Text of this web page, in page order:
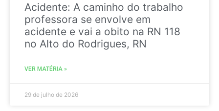
Acidente: A caminho do trabalho
professora se envolve em
acidente e vai a obito na RN 118
no Alto do Rodrigues, RN
VER MATÉRIA »
29 de julho de 2026